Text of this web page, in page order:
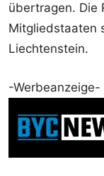
übertragen. Die
Mitgliedstaaten
Liechtenstein.
-Werbeanzeige-